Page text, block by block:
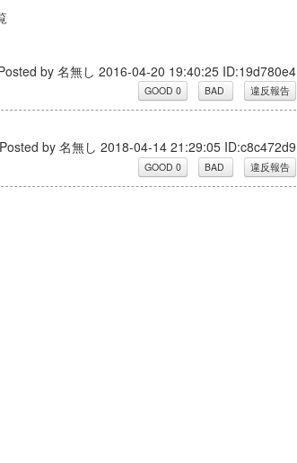
by 名無し 2016-04-20 19:40:25 ID:19d780e4
by 名無し 2018-04-14 21:29:05 ID:c8c472d9